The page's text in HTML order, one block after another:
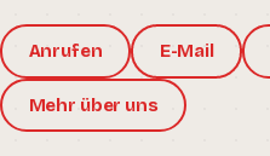
Anrufen E-Mail
Mehr über uns